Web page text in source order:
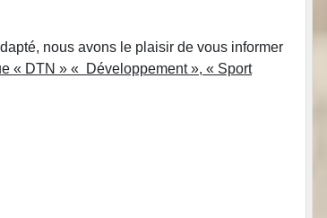
nous avons le plaisir de vous informer
« DTN » « Développement », « Sport